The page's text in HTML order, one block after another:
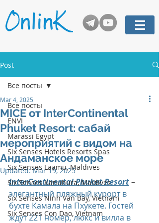
Post
Все посты
ENVI
Marassi Egypt
Six Senses Hotels Resorts Spas
Six Senses Laamu, Maldives
Six Senses Kanuhura, Maldives
Six Senses Ninh Van Bay, Vietnam
Six Senses Con Dao, Vietnam
Все посты
MICE от InterContinental
Phuket Resort: сабай
мероприятий с видом на
Андаманское море
Mar 4, 2025
Updated:Mar 19, 2025
InterContinental Phuket Resort –
элегантный пляжный курорт в
бухте Камала на Пхукете. Гостей
ждут 221 номер, люкс и вилла в